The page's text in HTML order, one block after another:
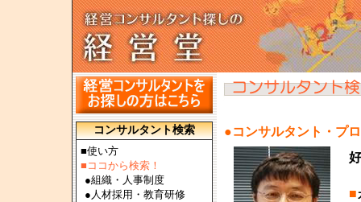
コンサルタント検索
■使い方
■ココから検索！
●組織・人事制度
● 人材採用・教育研修
●コンサルタント・プ
■